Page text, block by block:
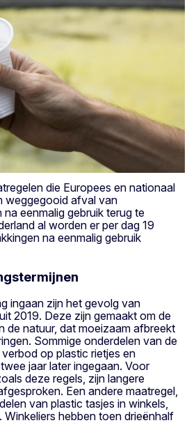
die Europees en nationaal
weggegooid afval van
eenmalig gebruik terug te
al worden er per dag 19
na eenmalig gebruik
ingaan zijn het gevolg van
2019. Deze zijn gemaakt om de
de natuur, dat moeizaam afbreekt
Sommige onderdelen van de
op plastic rietjes en
jaar later ingegaan. Voor
deze regels, zijn langere
Een andere maatregel,
van plastic tasjes in winkels,
Winkeliers hebben toen drieënhalf